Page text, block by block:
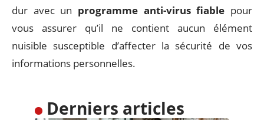
dur avec un programme anti-virus fiable pour
vous assurer qu’il ne contient aucun élément
nuisible susceptible d’affecter la sécurité de vos
informations personnelles.
Derniers articles